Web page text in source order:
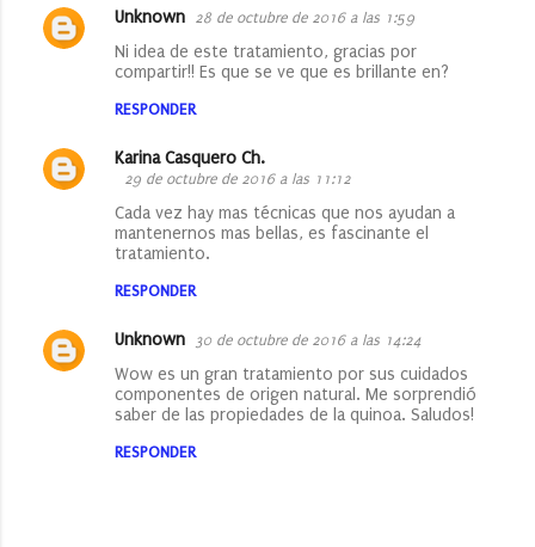
Unknown 28 de octubre de 2016 a las 1:59
Ni idea de este tratamiento, gracias por
compartir!! Es que se ve que es brillante en?
RESPONDER
Karina Casquero Ch.
29 de octubre de 2016 a las 11:12
Cada vez hay mas técnicas que nos ayudan a
mantenernos mas bellas, es fascinante el
tratamiento.
RESPONDER
Unknown 30 de octubre de 2016 a las 14:24
Wow es un gran tratamiento por sus cuidados
componentes de origen natural. Me sorprendió
saber de las propiedades de la quinoa. Saludos!
RESPONDER